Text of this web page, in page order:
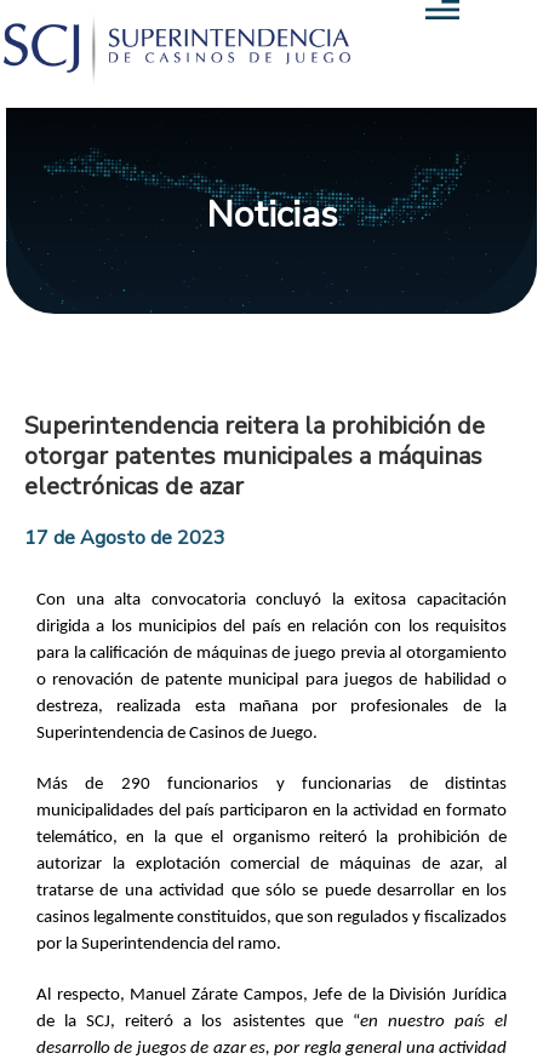
Noticias
Superintendencia reitera la prohibición de
otorgar patentes municipales a máquinas
electrónicas de azar
17 de Agosto de 2023
Con una alta convocatoria concluyó la exitosa capacitación
dirigida a los municipios del país en relación con los requisitos
para la calificación de máquinas de juego previa al otorgamiento
o renovación de patente municipal para juegos de habilidad o
destreza, realizada esta mañana por profesionales de la
Superintendencia de Casinos de Juego.
Más de 290 funcionarios y funcionarias de distintas
municipalidades del país participaron en la actividad en formato
telemático, en la que el organismo reiteró la prohibición de
autorizar la explotación comercial de máquinas de azar, al
tratarse de una actividad que sólo se puede desarrollar en los
casinos legalmente constituidos, que son regulados y fiscalizados
por la Superintendencia del ramo.
Al respecto, Manuel Zárate Campos, Jefe de la División Jurídica
de la SCJ, reiteró a los asistentes que “en nuestro país el
desarrollo de juegos de azar es, por regla general una actividad